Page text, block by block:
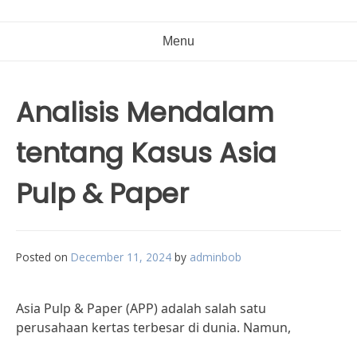
Menu
Analisis Mendalam
tentang Kasus Asia
Pulp & Paper
Posted on December 11, 2024 by adminbob
Asia Pulp & Paper (APP) adalah salah satu
perusahaan kertas terbesar di dunia. Namun,